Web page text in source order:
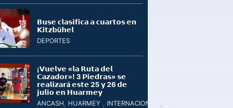
𝗕𝘂𝘀𝗲 𝗰𝗹𝗮𝘀𝗶𝗳𝗶𝗰𝗮 𝗮 𝗰𝘂𝗮𝗿𝘁𝗼𝘀 𝗲𝗻
𝗞𝗶𝘁𝘇𝗯ü𝗵𝗲𝗹
DEPORTES
¡𝗩𝘂𝗲𝗹𝘃𝗲 «𝗹𝗮 𝗥𝘂𝘁𝗮 𝗱𝗲𝗹
𝗖𝗮𝘇𝗮𝗱𝗼𝗿»! 3 𝗣𝗶𝗲𝗱𝗿𝗮𝘀» 𝘀𝗲
𝗿𝗲𝗮𝗹𝗶𝘇𝗮𝗿á 𝗲𝘀𝘁𝗲 25 𝘆 26 𝗱𝗲
𝗷𝘂𝗹𝗶𝗼 𝗲𝗻 𝗛𝘂𝗮𝗿𝗺𝗲𝘆
ANCASH, HUARMEY , INTERNACIONAL ,